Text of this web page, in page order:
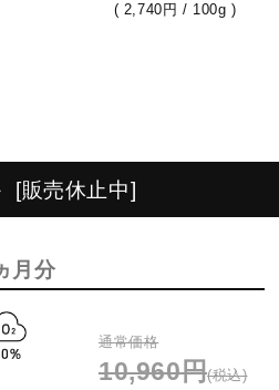
( 2,740円 / 100g )
[販売休止中]
月分
通常価格
10,960円(税込)